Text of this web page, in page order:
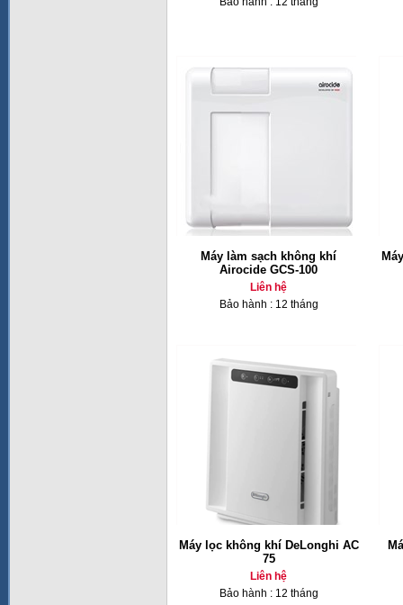
Máy làm sạch không khí
Airocide GCS-100
Liên hệ
Bảo hành : 12 tháng
Máy lọc không khí DeLonghi AC
75
Liên hệ
Bảo hành : 12 tháng